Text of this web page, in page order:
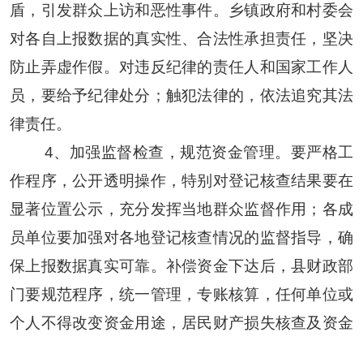
盾，引发群众上访和恶性事件。乡镇政府和村委会
对各自上报数据的真实性、合法性承担责任，坚决
防止弄虚作假。对违反纪律的责任人和国家工作人
员，要给予纪律处分；触犯法律的，依法追究其法
律责任。
4、加强监督检查，规范资金管理。要严格工
作程序，公开透明操作，特别对登记核查结果要在
显著位置公示，充分发挥当地群众监督作用； 各成
员单位要加强对各地登记核查情况的监督指导，确
保上报数据真实可靠。 补偿资金下达后，县财政部
门要规范程序， 统一管理，专账核算，任何单位或
个人不得改变资金用途，居民财产损失核查及资金